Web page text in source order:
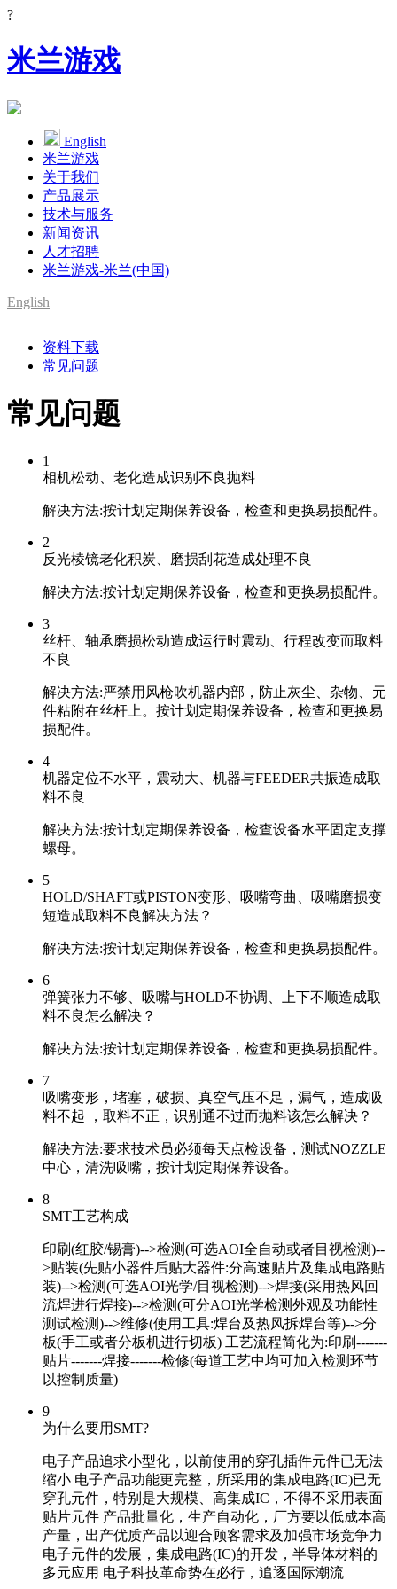
?
米兰游戏
English
米兰游戏
关于我们
产品展示
技术与服务
新闻资讯
人才招聘
米兰游戏-米兰(中国)
English
资料下载
常见问题
常见问题
1
相机松动、老化造成识别不良抛料
解决方法:按计划定期保养设备，检查和更换易损配件。
2
反光棱镜老化积炭、磨损刮花造成处理不良
解决方法:按计划定期保养设备，检查和更换易损配件。
3
丝杆、轴承磨损松动造成运行时震动、行程改变而取料
不良
解决方法:严禁用风枪吹机器内部，防止灰尘、杂物、元
件粘附在丝杆上。按计划定期保养设备，检查和更换易
损配件。
4
机器定位不水平，震动大、机器与FEEDER共振造成取
料不良
解决方法:按计划定期保养设备，检查设备水平固定支撑
螺母。
5
HOLD/SHAFT或PISTON变形、吸嘴弯曲、吸嘴磨损变
短造成取料不良解决方法？
解决方法:按计划定期保养设备，检查和更换易损配件。
6
弹簧张力不够、吸嘴与HOLD不协调、上下不顺造成取
料不良怎么解决？
解决方法:按计划定期保养设备，检查和更换易损配件。
7
吸嘴变形，堵塞，破损、真空气压不足，漏气，造成吸
料不起 ，取料不正，识别通不过而抛料该怎么解决？
解决方法:要求技术员必须每天点检设备，测试NOZZLE
中心，清洗吸嘴，按计划定期保养设备。
8
SMT工艺构成
印刷(红胶/锡膏)-->检测(可选AOI全自动或者目视检测)--
>贴装(先贴小器件后贴大器件:分高速贴片及集成电路贴
装)-->检测(可选AOI光学/目视检测)-->焊接(采用热风回
流焊进行焊接)-->检测(可分AOI光学检测外观及功能性
测试检测)-->维修(使用工具:焊台及热风拆焊台等)-->分
板(手工或者分板机进行切板) 工艺流程简化为:印刷-------
贴片-------焊接-------检修(每道工艺中均可加入检测环节
以控制质量)
9
为什么要用SMT?
电子产品追求小型化，以前使用的穿孔插件元件已无法
缩小 电子产品功能更完整，所采用的集成电路(IC)已无
穿孔元件，特别是大规模、高集成IC，不得不采用表面
贴片元件 产品批量化，生产自动化，厂方要以低成本高
产量，出产优质产品以迎合顾客需求及加强市场竞争力
电子元件的发展，集成电路(IC)的开发，半导体材料的
多元应用 电子科技革命势在必行，追逐国际潮流